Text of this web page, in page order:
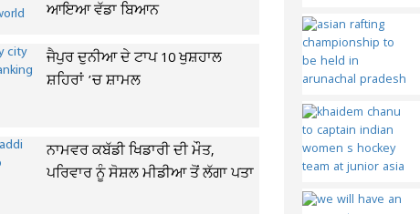
ਆਇਆ ਵੱਡਾ ਬਿਆਨ
ਜੈਪੁਰ ਦੁਨੀਆ ਦੇ ਟਾਪ 10 ਖੁਸ਼ਹਾਲ
ਸ਼ਹਿਰਾਂ ’ਚ ਸ਼ਾਮਲ
ਨਾਮਵਰ ਕਬੱਡੀ ਖਿਡਾਰੀ ਦੀ ਮੌਤ,
ਪਰਿਵਾਰ ਨੂੰ ਸੋਸ਼ਲ ਮੀਡੀਆ ਤੋਂ ਲੱਗਾ ਪਤਾ